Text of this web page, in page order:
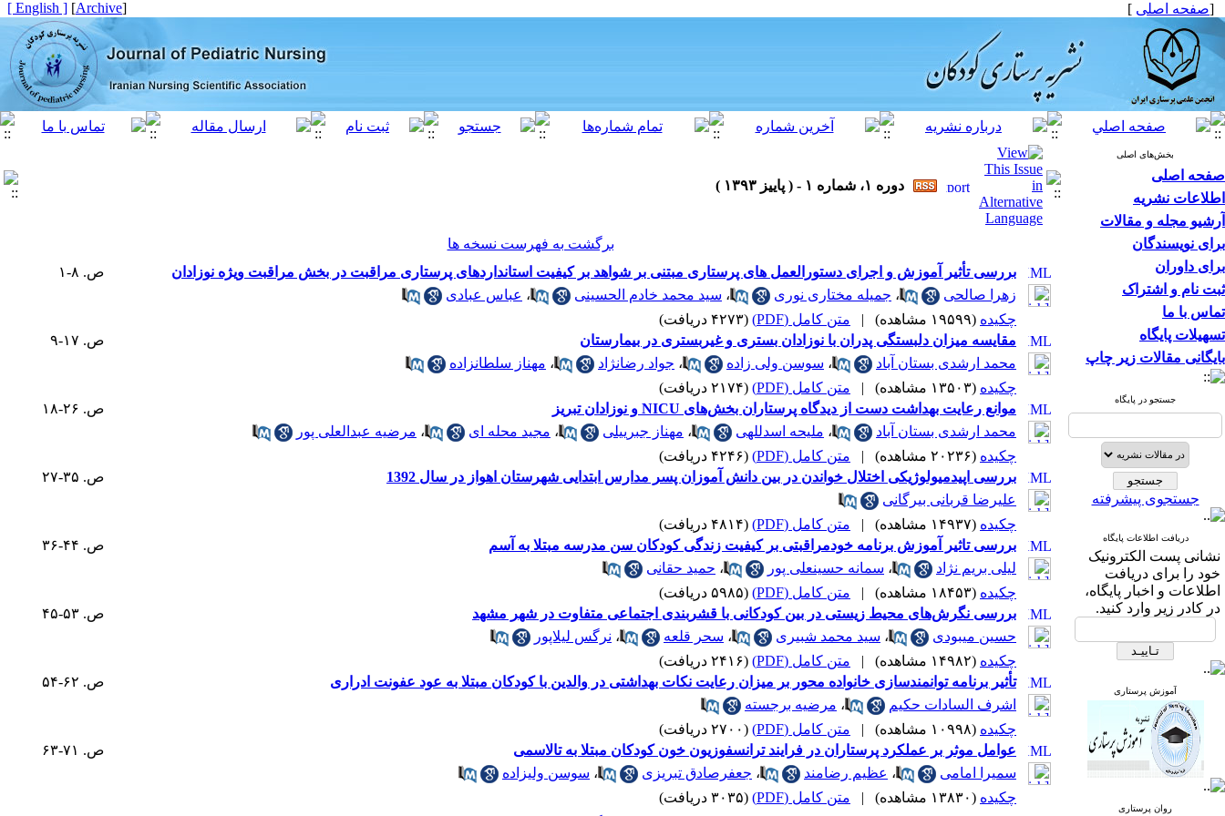
[صفحه اصلی ]
[
Archive
]
[ English ]
بخش‌های اصلی
صفحه اصلی
اطلاعات نشریه
آرشیو مجله و مقالات
برای نویسندگان
برای داوران
ثبت نام و اشتراک
تماس با ما
تسهیلات پایگاه
بایگانی مقالات زیر چاپ
جستجو در پایگاه
جستجوی پیشرفته
دریافت اطلاعات پایگاه
نشانی پست الکترونیک
خود را برای دریافت
اطلاعات و اخبار پایگاه،
در کادر زیر وارد کنید.
آموزش پرستاری
روان پرستاری
دوره ۱، شماره ۱ - ( پاییز ۱۳۹۳ )
برگشت به فهرست نسخه ها
بررسی تأثیر آموزش و اجرای دستورالعمل های پرستاری مبتنی بر شواهد بر کیفیت استانداردهای پرستاری مراقبت در بخش مراقبت ویژه نوزادان
ص. ۸-۱
زهرا صالحی
، جمیله مختاری نوری ، سید محمد خادم الحسینی ، عباس عبادی
چکیده (۱۹۵۹۹ مشاهده) | متن کامل (PDF)
(۴۲۷۳ دریافت)
مقایسه میزان دلبستگی پدران با نوزادان بستری و غیربستری در بیمارستان
ص. ۱۷-۹
محمد ارشدی بستان آباد
، سوسن ولی زاده ، جواد رضانژاد ، مهناز سلطانزاده
چکیده (۱۳۵۰۳ مشاهده) | متن کامل (PDF)
(۲۱۷۴ دریافت)
موانع رعایت بهداشت دست از دیدگاه پرستاران بخش‌های NICU و نوزادان تبریز
ص. ۲۶-۱۸
محمد ارشدی بستان آباد
، ملیحه اسدللهی ، مهناز جبرییلی ، مجید محله ای ، مرضیه عبدالعلی پور
چکیده (۲۰۲۳۶ مشاهده) | متن کامل (PDF)
(۴۲۴۶ دریافت)
بررسی اپیدمیولوژیکی اختلال خواندن در بین دانش آموزان پسر مدارس ابتدایی شهرستان اهواز در سال 1392
ص. ۳۵-۲۷
علیرضا قربانی بیرگانی
چکیده (۱۴۹۳۷ مشاهده) | متن کامل (PDF)
(۴۸۱۴ دریافت)
بررسی تاثیر آموزش برنامه خودمراقبتی بر کیفیت زندگی کودکان سن مدرسه مبتلا به آسم
ص. ۴۴-۳۶
لیلی بریم نژاد
، سمانه حسینعلی پور ، حمید حقانی
چکیده (۱۸۴۵۳ مشاهده) | متن کامل (PDF)
(۵۹۸۵ دریافت)
بررسی نگرش‌های محیط زیستی در بین کودکانی با قشربندی اجتماعی متفاوت در شهر مشهد
ص. ۵۳-۴۵
حسین میبودی
، سید محمد شبیری ، سحر قلعه ، نرگس لیلاپور
چکیده (۱۴۹۸۲ مشاهده) | متن کامل (PDF)
(۲۴۱۶ دریافت)
تأثیر برنامه توانمندسازی خانواده محور بر میزان رعایت نکات بهداشتی در والدین با کودکان مبتلا به عود عفونت ادراری
ص. ۶۲-۵۴
اشرف السادات حکیم
، مرضیه برجسته
چکیده (۱۰۹۹۸ مشاهده) | متن کامل (PDF)
(۲۷۰۰ دریافت)
عوامل موثر بر عملکرد پرستاران در فرایند ترانسفوزیون خون کودکان مبتلا به تالاسمی
ص. ۷۱-۶۳
سمیرا امامی
، عظیم رضامند ، جعفرصادق تبریزی ، سوسن ولیزاده
چکیده (۱۳۸۳۰ مشاهده) | متن کامل (PDF)
(۳۰۳۵ دریافت)